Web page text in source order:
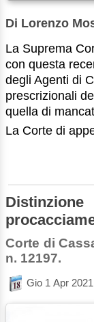
Di Lorenzo
La Suprema
con questa
degli Agenti di
prescrizionali
quella di
La Corte di
Corte di
n. 12197.
Gio 1 Apr 2021